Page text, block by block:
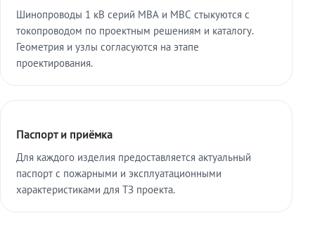
Шинопроводы 1 кВ серий МВА и МВС стыкуются с
токопроводом по проектным решениям и каталогу.
Геометрия и узлы согласуются на этапе
проектирования.
Паспорт и приёмка
Для каждого изделия предоставляется актуальный
паспорт с пожарными и эксплуатационными
характеристиками для ТЗ проекта.